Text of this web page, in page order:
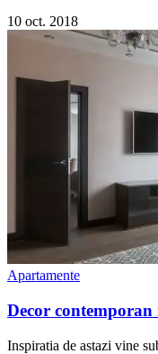
10 oct. 2018
Apartamente
Decor
Inspiratia de astazi vine